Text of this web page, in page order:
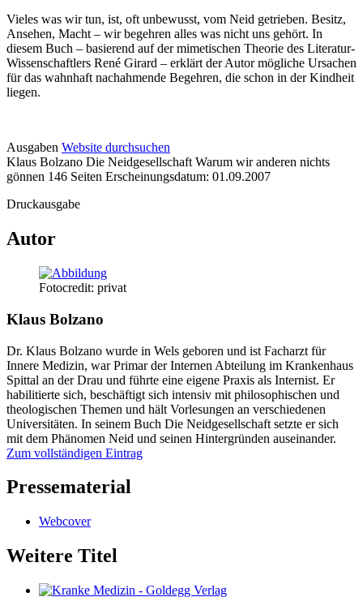
Vieles was wir tun, ist, oft unbewusst, vom Neid getrieben. Besitz,
Ansehen, Macht – wir begehren alles was nicht uns gehört. In
diesem Buch – basierend auf der mimetischen Theorie des Literatur-
Wissenschaftlers René Girard – erklärt der Autor mögliche Ursachen
für das wahnhaft nachahmende Begehren, die schon in der Kindheit
liegen.
Details
und
Inhalte
Ausgaben Website durchsuchen
Klaus Bolzano Die Neidgesellschaft Warum wir anderen nichts
gönnen 146 Seiten Erscheinungsdatum: 01.09.2007
Druckausgabe
Autor
Fotocredit: privat
Klaus Bolzano
Dr. Klaus Bolzano wurde in Wels geboren und ist Facharzt für
Innere Medizin, war Primar der Internen Abteilung im Krankenhaus
Spittal an der Drau und führte eine eigene Praxis als Internist. Er
habilitierte sich, beschäftigt sich intensiv mit philosophischen und
theologischen Themen und hält Vorlesungen an verschiedenen
Universitäten. In seinem Buch Die Neidgesellschaft setzte er sich
mit dem Phänomen Neid und seinen Hintergründen auseinander.
Zum vollständigen Eintrag
Pressematerial
Webcover
Weitere Titel